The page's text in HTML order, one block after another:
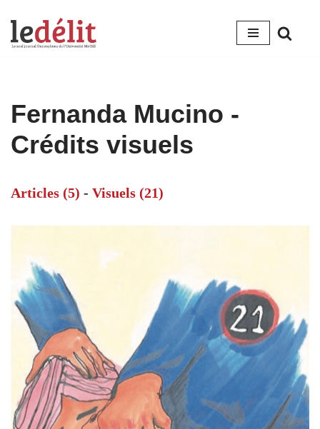
Aller
Fernanda Mucino -
Crédits visuels
Articles (5) - Visuels (21)